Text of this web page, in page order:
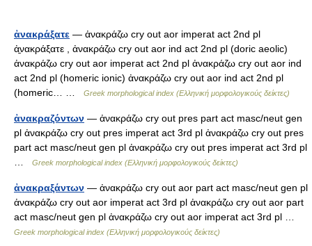
ἀνακράξατε — ἀνακράζω cry out aor imperat act 2nd pl
ἀ̱νακράξατε , ἀνακράζω cry out aor ind act 2nd pl (doric aeolic)
ἀνακράζω cry out aor imperat act 2nd pl ἀνακράζω cry out aor ind
act 2nd pl (homeric ionic) ἀνακράζω cry out aor ind act 2nd pl
(homeric… …
Greek morphological index (Ελληνική μορφολογικούς δείκτες)
ἀνακραζόντων — ἀνακράζω cry out pres part act masc/neut gen
pl ἀνακράζω cry out pres imperat act 3rd pl ἀνακράζω cry out pres
part act masc/neut gen pl ἀνακράζω cry out pres imperat act 3rd pl
Greek morphological index (Ελληνική μορφολογικούς δείκτες)
ἀνακραξάντων — ἀνακράζω cry out aor part act masc/neut gen pl
ἀνακράζω cry out aor imperat act 3rd pl ἀνακράζω cry out aor part
act masc/neut gen pl ἀνακράζω cry out aor imperat act 3rd pl …
Greek morphological index (Ελληνική μορφολογικούς δείκτες)